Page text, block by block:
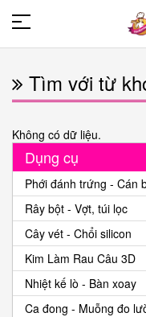
Tìm với từ
Không có dữ liệu.
Dụng cụ
Phới đánh trứng - Cán
Rây bột - Vợt, túi lọc
Cây vét - Chổi silicon
Kim Làm Rau Câu 3D
Nhiệt kế lò - Bàn xoay
Ca đong - Muỗng đo